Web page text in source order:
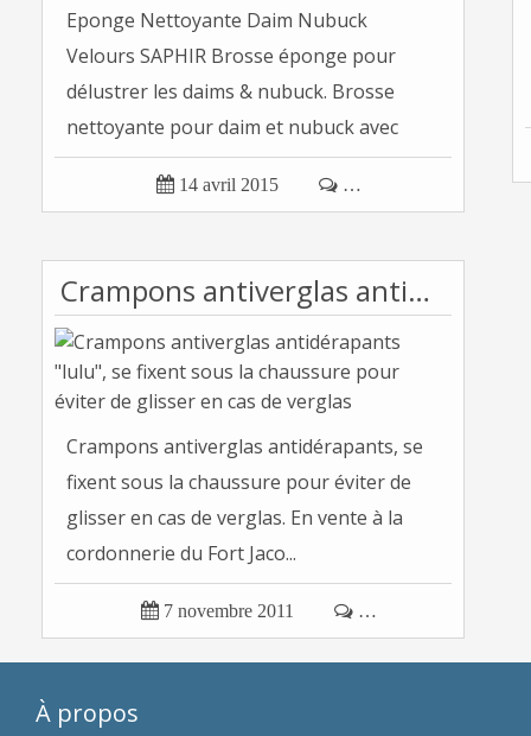
Eponge Nettoyante Daim Nubuck
Velours SAPHIR Brosse éponge pour
délustrer les daims & nubuck. Brosse
nettoyante pour daim et nubuck avec
petite...
 14 avril 2015  …
Crampons antiverglas antidérapants "lulu", se fixent sous la chaussure pour éviter de glisser en cas de verglas
Crampons antiverglas antidérapants, se
fixent sous la chaussure pour éviter de
glisser en cas de verglas. En vente à la
cordonnerie du Fort Jaco...
 7 novembre 2011  …
À propos